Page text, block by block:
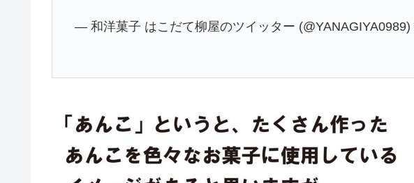
— 和洋菓子 はこだて柳屋のツイッター (@YANAGIYA0989)